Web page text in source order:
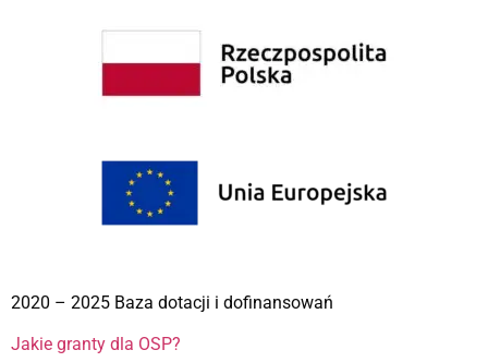
2020 – 2025 Baza dotacji i dofinansowań
Jakie granty dla OSP?